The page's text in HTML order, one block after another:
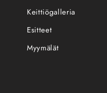
Keittiögalleria
Esitteet
Myymälät